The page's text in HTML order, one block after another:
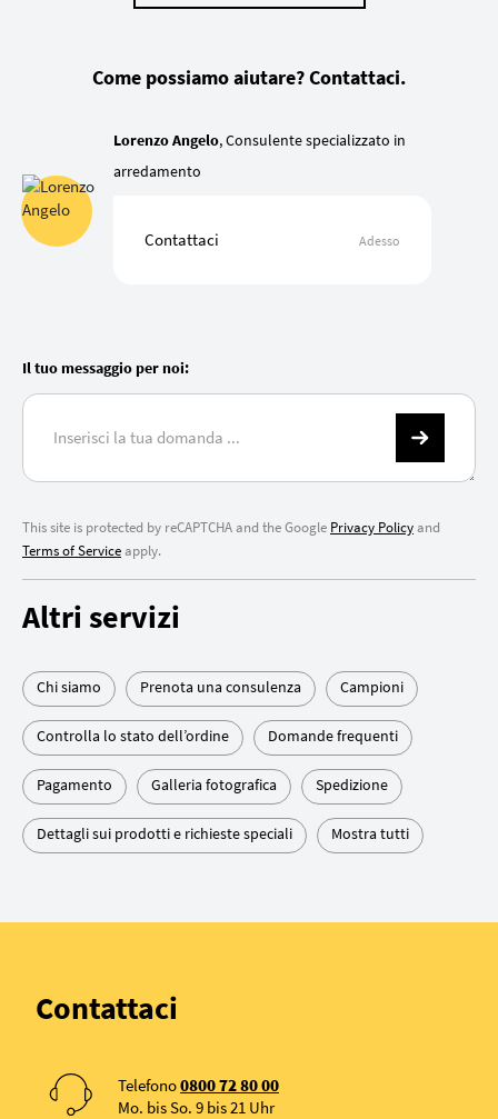
Come possiamo aiutare? Contattaci.
Lorenzo Angelo, Consulente specializzato in
arredamento
Contattaci Adesso
Il tuo messaggio per noi:
This site is protected by reCAPTCHA and the Google Privacy Policyand
Terms of Serviceapply.
Altri servizi
Chi siamo Prenota una consulenza Campioni
Controlla lo stato dell’ordine Domande frequenti
Pagamento Galleria fotografica Spedizione
Dettagli sui prodotti e richieste speciali Mostra tutti
Contattaci
Telefono0800 72 80 00
Mo. bis So. 9 bis 21 Uhr